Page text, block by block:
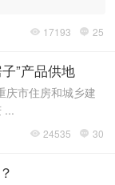
 17193  25
”产品供地
庆市住房和城乡建
...
 24535  30